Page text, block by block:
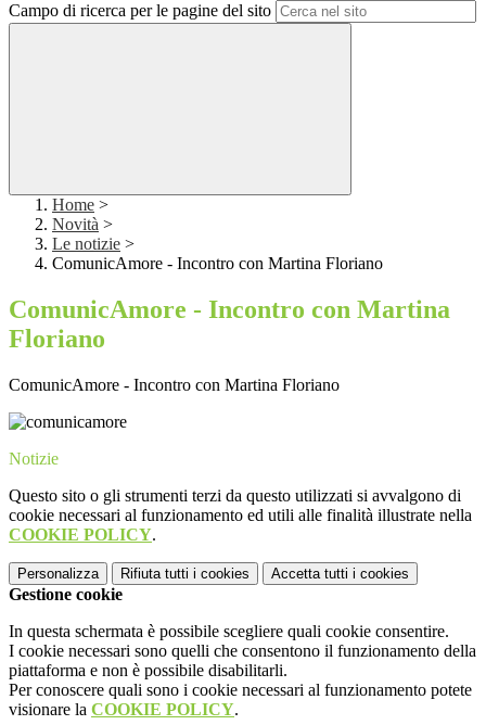
Campo di ricerca per le pagine del sito
Home >
Novità >
Le notizie >
ComunicAmore - Incontro con Martina Floriano
ComunicAmore - Incontro con Martina
Floriano
ComunicAmore - Incontro con Martina Floriano
Notizie
Questo sito o gli strumenti terzi da questo utilizzati si avvalgono di
cookie necessari al funzionamento ed utili alle finalità illustrate nella
COOKIE POLICY.
Personalizza Rifiuta tutti i cookies Accetta tutti i cookies
Gestione cookie
In questa schermata è possibile scegliere quali cookie consentire.
I cookie necessari sono quelli che consentono il funzionamento della
piattaforma e non è possibile disabilitarli.
Per conoscere quali sono i cookie necessari al funzionamento potete
visionare la COOKIE POLICY.